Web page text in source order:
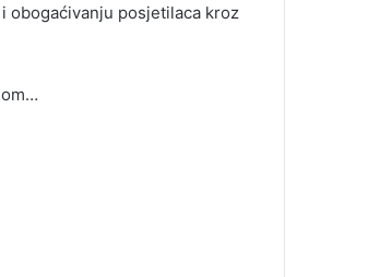
obogaćivanju posjetilaca kroz